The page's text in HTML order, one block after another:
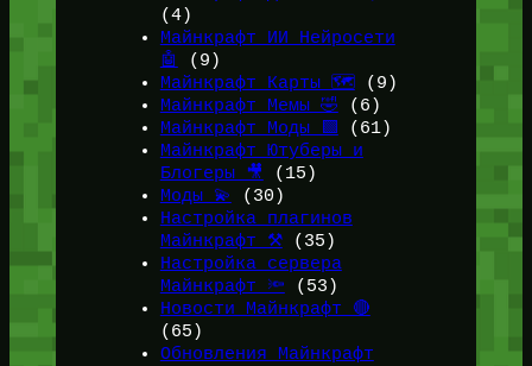
(4)
Майнкрафт ИИ Нейросети
🤖
(9)
Майнкрафт Карты 🗺️(9)
Майнкрафт Мемы 🤣 (6)
Майнкрафт Моды 🟩 (61)
Майнкрафт Ютуберы и
Блогеры 🎥
(15)
Моды 💫
(30)
Настройка плагинов
Майнкрафт ⚒️(35)
Настройка сервера
Майнкрафт 🔦 (53)
Новости Майнкрафт 🔴
(65)
Обновления Майнкрафт